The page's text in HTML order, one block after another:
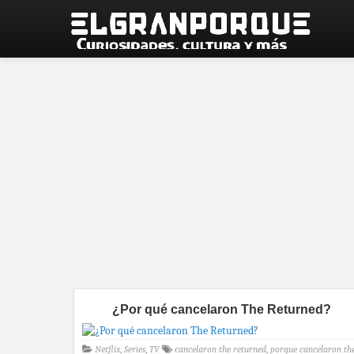
¿Por qué cancelaron The Returned?
Netflix, Series, TV cancelaron the returned, porque cancelaron